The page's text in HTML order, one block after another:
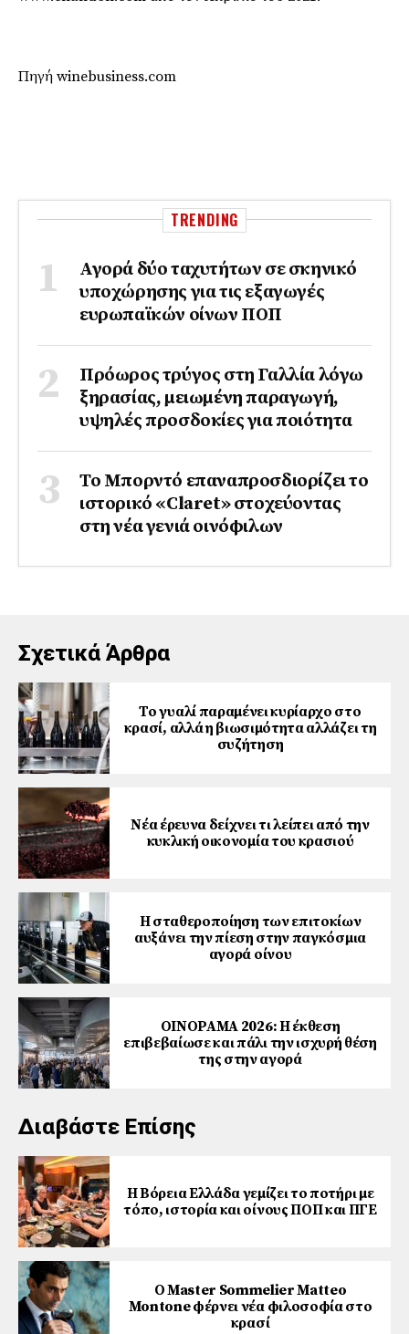
Πηγή winebusiness.com
TRENDING
Αγορά δύο ταχυτήτων σε σκηνικό
υποχώρησης για τις εξαγωγές
ευρωπαϊκών οίνων ΠΟΠ
Πρόωρος τρύγος στη Γαλλία λόγω
ξηρασίας, μειωμένη παραγωγή,
υψηλές προσδοκίες για ποιότητα
Το Μπορντό επαναπροσδιορίζει το
ιστορικό «Claret» στοχεύοντας
στη νέα γενιά οινόφιλων
Σχετικά Άρθρα
Το γυαλί παραμένει κυρίαρχο στο
κρασί, αλλά η βιωσιμότητα αλλάζει τη
συζήτηση
Νέα έρευνα δείχνει τι λείπει από την
κυκλική οικονομία του κρασιού
Η σταθεροποίηση των επιτοκίων
αυξάνει την πίεση στην παγκόσμια
αγορά οίνου
ΟΙΝΟΡΑΜΑ 2026: Η έκθεση
επιβεβαίωσε και πάλι την ισχυρή θέση
της στην αγορά
Διαβάστε Επίσης
Η Βόρεια Ελλάδα γεμίζει το ποτήρι με
τόπο, ιστορία και οίνους ΠΟΠ και ΠΓΕ
Ο Master Sommelier Matteo
Montone φέρνει νέα φιλοσοφία στο
κρασί